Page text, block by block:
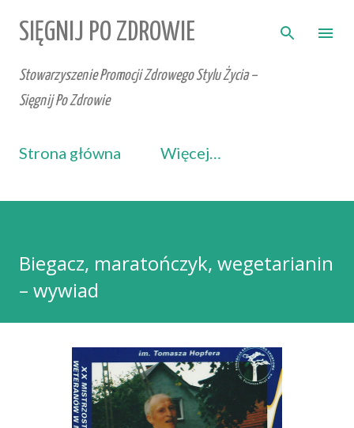
Przejdź do głównej zawartości
SIĘGNIJ PO ZDROWIE
Stowarzyszenie Promocji Zdrowego Stylu Życia –
Sięgnij Po Zdrowie
Strona główna Więcej…
Biegacz, maratończyk, wegetarianin
– wywiad